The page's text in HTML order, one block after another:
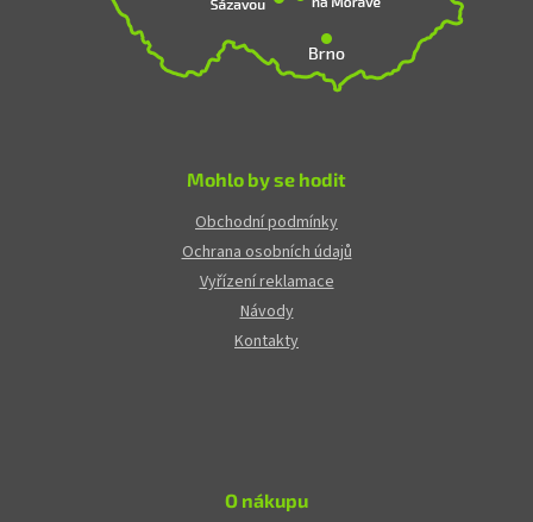
Mohlo by se hodit
Obchodní podmínky
Ochrana osobních údajů
Vyřízení reklamace
Návody
Kontakty
O nákupu